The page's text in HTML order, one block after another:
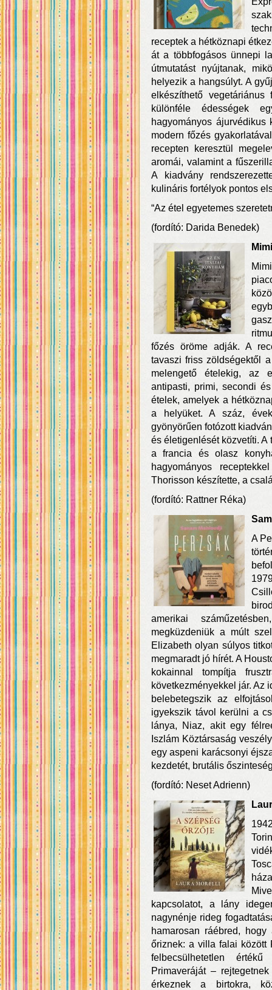
receptek a hétköznapi
át a többfogásos ünnepi
útmutatást nyújtanak,
helyezik a hangsúlyt. A
elkészíthető
különféle édességek
hagyományos
modern főzés
recepten keresztül
aromái, valamint a
A kiadvány
kulináris fortélyok pontos
“Az étel egyetemes
(fordító: Darida Benedek)
főzés öröme adják. A
tavaszi friss zöldségektől
melengető ételekig, az
antipasti, primi, secondi
ételek, amelyek a
a helyüket. A száz,
gyönyörűen fotózott
és életigenlését közvetíti.
a francia és olasz
hagyományos
Thorisson készítette, a
(fordító: Rattner Réka)
A
amerikai
megküzdeniük a múlt
Elizabeth olyan súlyos
megmaradt jó hírét. A
kokainnal tompítja
következményekkel jár. Az
belebetegszik az
igyekszik távol kerülni a
lánya, Niaz, akit egy
Iszlám Köztársaság
egy aspeni karácsonyi
kezdetét, brutális
(fordító: Neset Adrienn)
kapcsolatot, a lány
nagynénje rideg
hamarosan ráébred,
őriznek: a villa falai között
felbecsülhetetlen
Primaveráját –
érkeznek a birtokra,